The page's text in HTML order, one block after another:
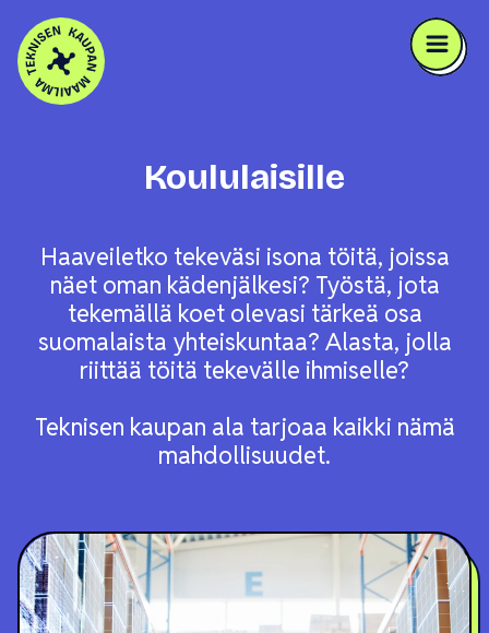
Koululaisille
Haaveiletko tekeväsi isona töitä, joissa
näet oman kädenjälkesi? Työstä, jota
tekemällä koet olevasi tärkeä osa
suomalaista yhteiskuntaa? Alasta, jolla
riittää töitä tekevälle ihmiselle?
Teknisen kaupan ala tarjoaa kaikki nämä
mahdollisuudet.